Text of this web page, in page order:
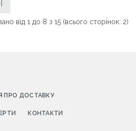
від 1 до 8 з 15 (всього сторінок: 2)
ПРО ДОСТАВКУ
КОНТАКТИ